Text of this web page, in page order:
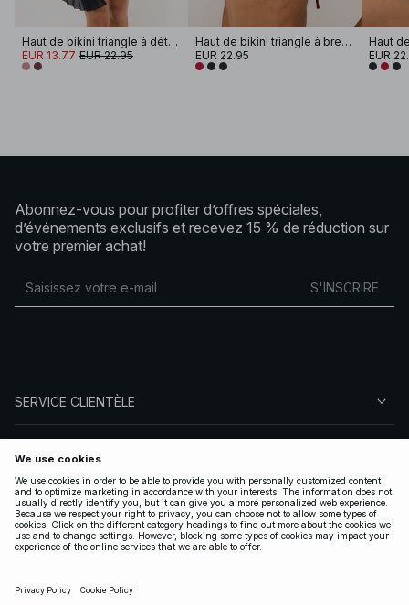
Haut de bikini triangle à détails
EUR 13.77 EUR 22.95
Haut de bikini triangle à bretelles spaghetti
EUR 22.95
EUR
Abonnez-vous pour profiter d’offres spéciales,
d’événements exclusifs et recevez 15 % de réduction sur
votre premier achat!
S'INSCRIRE
SERVICE CLIENTÈLE
SUIVEZ-NOUS
LÉGAL